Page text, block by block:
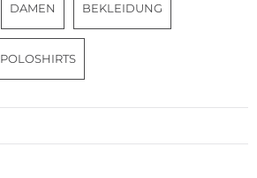
DAMEN BEKLEIDUNG
POLOSHIRTS